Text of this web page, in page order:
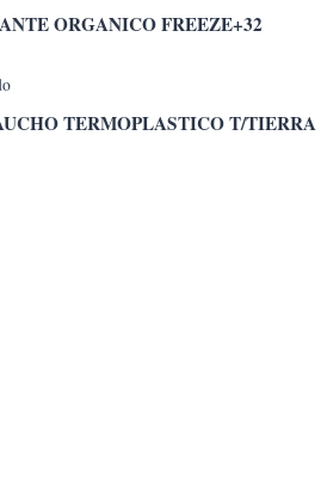
ORGANICO FREEZE+32
TERMOPLASTICO T/TIERRA